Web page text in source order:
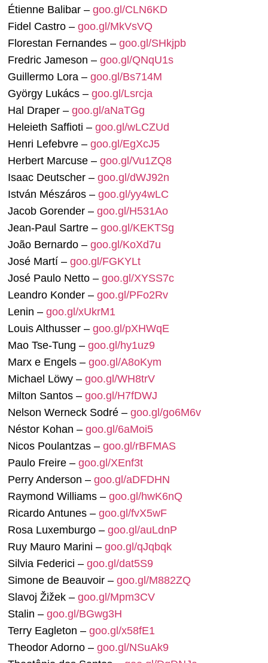
Étienne Balibar – goo.gl/CLN6KD
Fidel Castro – goo.gl/MkVsVQ
Florestan Fernandes – goo.gl/SHkjpb
Fredric Jameson – goo.gl/QNqU1s
Guillermo Lora – goo.gl/Bs714M
György Lukács – goo.gl/Lsrcja
Hal Draper – goo.gl/aNaTGg
Heleieth Saffioti – goo.gl/wLCZUd
Henri Lefebvre – goo.gl/EgXcJ5
Herbert Marcuse – goo.gl/Vu1ZQ8
Isaac Deutscher – goo.gl/dWJ92n
István Mészáros – goo.gl/yy4wLC
Jacob Gorender – goo.gl/H531Ao
Jean-Paul Sartre – goo.gl/KEKTSg
João Bernardo – goo.gl/KoXd7u
José Martí – goo.gl/FGKYLt
José Paulo Netto – goo.gl/XYSS7c
Leandro Konder – goo.gl/PFo2Rv
Lenin – goo.gl/xUkrM1
Louis Althusser – goo.gl/pXHWqE
Mao Tse-Tung – goo.gl/hy1uz9
Marx e Engels – goo.gl/A8oKym
Michael Löwy – goo.gl/WH8trV
Milton Santos – goo.gl/H7fDWJ
Nelson Werneck Sodré – goo.gl/go6M6v
Néstor Kohan – goo.gl/6aMoi5
Nicos Poulantzas – goo.gl/rBFMAS
Paulo Freire – goo.gl/XEnf3t
Perry Anderson – goo.gl/aDFDHN
Raymond Williams – goo.gl/hwK6nQ
Ricardo Antunes – goo.gl/fvX5wF
Rosa Luxemburgo – goo.gl/auLdnP
Ruy Mauro Marini – goo.gl/qJqbqk
Silvia Federici – goo.gl/dat5S9
Simone de Beauvoir – goo.gl/M882ZQ
Slavoj Žižek – goo.gl/Mpm3CV
Stalin – goo.gl/BGwg3H
Terry Eagleton – goo.gl/x58fE1
Theodor Adorno – goo.gl/NSuAk9